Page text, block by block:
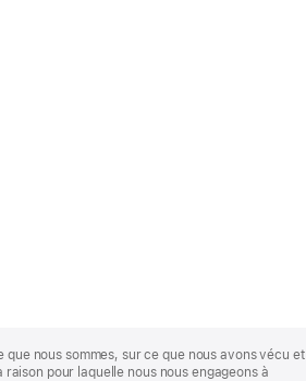
nous sommes, sur ce que nous avons vécu et
pour laquelle nous nous engageons à